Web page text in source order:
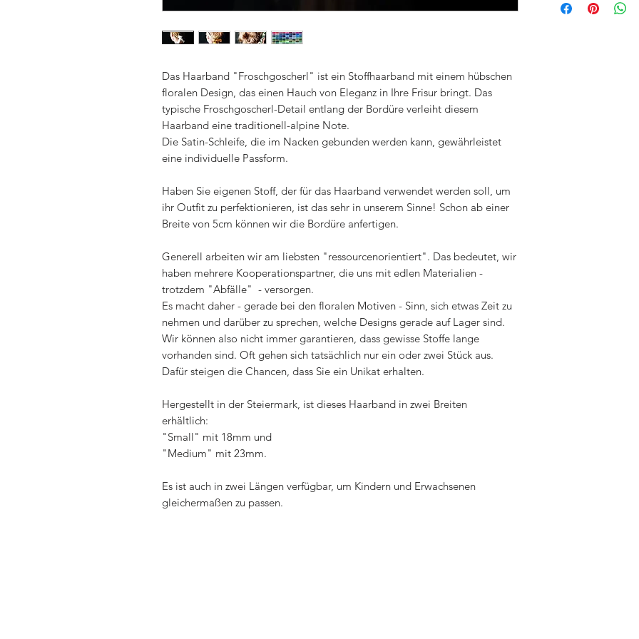
Das Haarband "Froschgoscherl" ist ein Stoffhaarband mit einem hübschen
floralen Design, das einen Hauch von Eleganz in Ihre Frisur bringt. Das
typische Froschgoscherl-Detail entlang der Bordüre verleiht diesem
Haarband eine traditionell-alpine Note.
Die Satin-Schleife, die im Nacken gebunden werden kann, gewährleistet
eine individuelle Passform.
Haben Sie eigenen Stoff, der für das Haarband verwendet werden soll, um
ihr Outfit zu perfektionieren, ist das sehr in unserem Sinne! Schon ab einer
Breite von 5cm können wir die Bordüre anfertigen.
Generell arbeiten wir am liebsten "ressourcenorientiert". Das bedeutet, wir
haben mehrere Kooperationspartner, die uns mit edlen Materialien -
trotzdem "Abfälle" - versorgen.
Es macht daher - gerade bei den floralen Motiven - Sinn, sich etwas Zeit zu
nehmen und darüber zu sprechen, welche Designs gerade auf Lager sind.
Wir können also nicht immer garantieren, dass gewisse Stoffe lange
vorhanden sind. Oft gehen sich tatsächlich nur ein oder zwei Stück aus.
Dafür steigen die Chancen, dass Sie ein Unikat erhalten.
Hergestellt in der Steiermark, ist dieses Haarband in zwei Breiten
erhältlich:
"Small" mit 18mm und
"Medium" mit 23mm.
Es ist auch in zwei Längen verfügbar, um Kindern und Erwachsenen
gleichermaßen zu passen.
für die